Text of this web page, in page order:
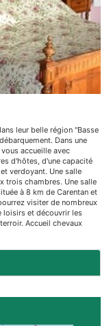
leur belle région "Basse
Dans une
accueille avec
d'hôtes, d'une capacité
verdoyant. Une salle
trois chambres. Une salle
à 8 km de Carentan et
visiter de nombreux
loisirs et découvrir les
Accueil chevaux